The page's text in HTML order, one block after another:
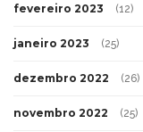
fevereiro 2023 (12)
janeiro 2023 (25)
dezembro 2022 (26)
novembro 2022 (25)